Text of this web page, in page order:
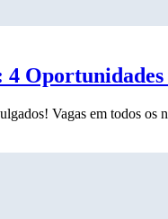
4
Vagas em todos os